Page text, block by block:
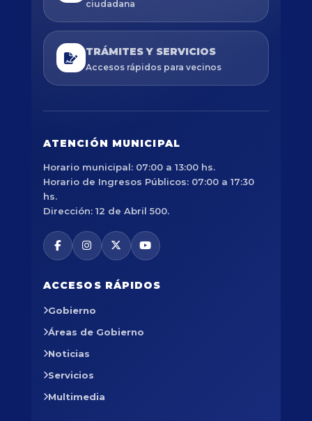
ciudadana
TRÁMITES Y SERVICIOS
Accesos rápidos para vecinos
ATENCIÓN MUNICIPAL
Horario municipal: 07:00 a 13:00 hs.
Horario de Ingresos Públicos: 07:00 a 17:30
hs.
Dirección: 12 de Abril 500.
ACCESOS RÁPIDOS
Gobierno
Áreas de Gobierno
Noticias
Servicios
Multimedia